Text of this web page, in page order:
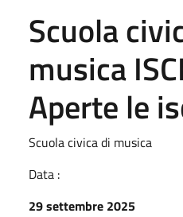
Scuola
musica
Aperte le
Scuola civica di musica
Data :
29 settembre 2025